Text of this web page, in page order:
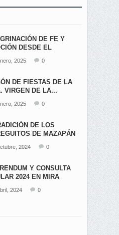
DE FE Y
DESDE EL
2025 0
DE FIESTAS DE LA
VIRGEN DE LA...
2025 0
DE LOS
DE MAZAPÁN
2024 0
Y CONSULTA
2024 EN MIRA
2024 0